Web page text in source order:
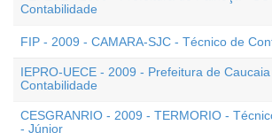
Contabilidade
FIP - 2009 - CAMARA-SJC - Técnico de
IEPRO-UECE - 2009 - Prefeitura de
Contabilidade
CESGRANRIO - 2009 - TERMORIO -
- Júnior